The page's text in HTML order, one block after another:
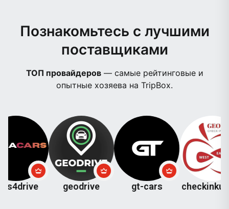
Познакомьтесь с лучшими
поставщиками
ТОП провайдеров— самые рейтинговые и
опытные хозяева на TripBox.
geodrive checkinkutaisi